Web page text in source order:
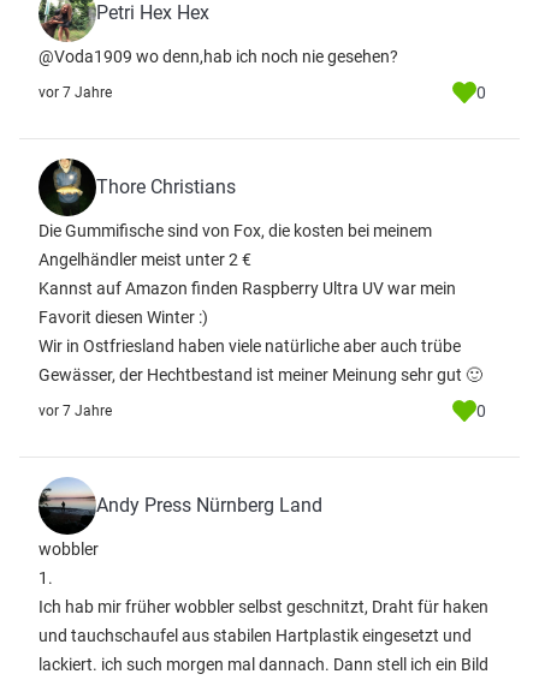
Petri Hex Hex
@Voda1909 wo denn,hab ich noch nie gesehen?
vor 7 Jahre 0
Thore Christians
Die Gummifische sind von Fox, die kosten bei meinem
Angelhändler meist unter 2 €
Kannst auf Amazon finden Raspberry Ultra UV war mein
Favorit diesen Winter :)
Wir in Ostfriesland haben viele natürliche aber auch trübe
Gewässer, der Hechtbestand ist meiner Meinung sehr gut 🙂
vor 7 Jahre 0
Andy Press Nürnberg Land
wobbler
1.
Ich hab mir früher wobbler selbst geschnitzt, Draht für haken
und tauchschaufel aus stabilen Hartplastik eingesetzt und
lackiert. ich such morgen mal dannach. Dann stell ich ein Bild